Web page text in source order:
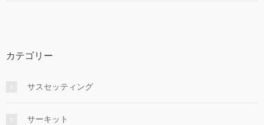
カテゴリー
サスセッティング
サーキット